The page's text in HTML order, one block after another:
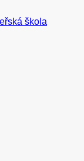
škola